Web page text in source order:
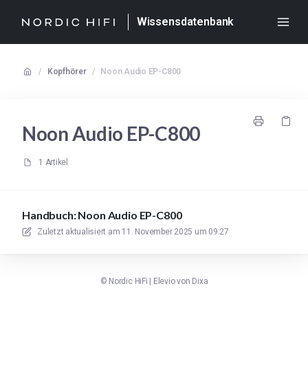
Wissensdatenbank
/ Kopfhörer / Noon Audio EP-C800
Noon Audio EP-C800
1 Artikel
Handbuch: Noon Audio EP-C800
Zuletzt aktualisiert am 11. November 2025 um 09:27
© Nordic HiFi Elevio von Dixa